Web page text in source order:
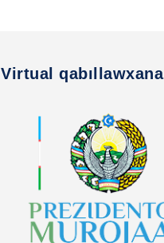
Virtual qabıllawxana